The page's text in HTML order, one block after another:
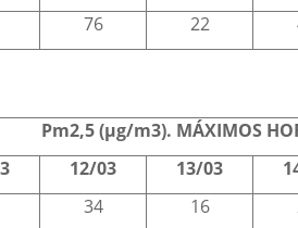
76 22
Pm2,5 (µg/m3). MÁXIMOS
12/03 13/03
34 16